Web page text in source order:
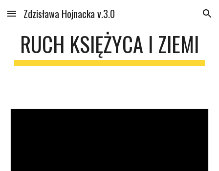
Skip to main content Skip to navigation
Zdzisława Hojnacka v.3.0
RUCH KSIĘŻYCA I ZIEMI